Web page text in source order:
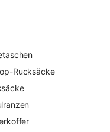
Rucksäcke